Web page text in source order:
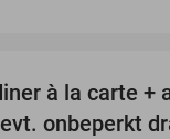
à la carte +
onbeperkt